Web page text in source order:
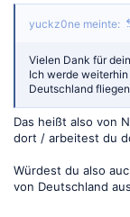
und Her von und
bist.
yuckz0ne meinte:
Vielen Dank für
Ich werde
Deutschland
Das heißt also von
dort / arbeitest du
Würdest du also
von Deutschland